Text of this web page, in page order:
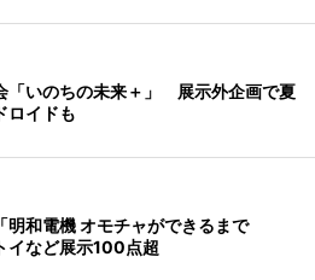
「いのちの未来＋」 展示外企画で夏
ロイドも
明和電機 オモチャができるまで
など展示100点超